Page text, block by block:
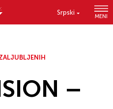
Srpski
MENI
–